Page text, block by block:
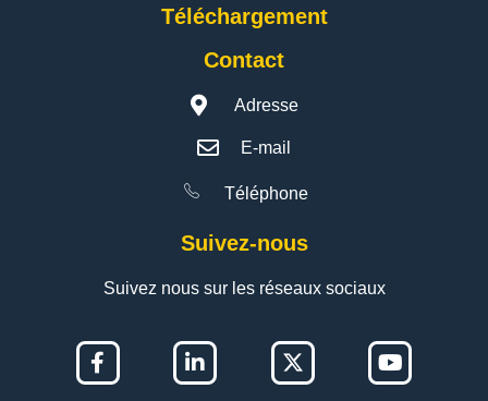
Téléchargement
Contact
Adresse
E-mail
Téléphone
Suivez-nous
Suivez nous sur les réseaux sociaux